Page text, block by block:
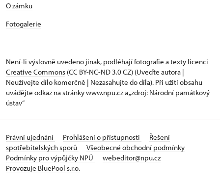
​​​​​​O zámku
Fotogalerie
Není-li výslovně uvedeno jinak, podléhají fotografie a texty licenci
Creative Commons (CC BY-NC-ND 3.0 CZ) (Uveďte autora |
Neužívejte dílo komerčně | Nezasahujte do díla). Při užití obsahu
uvádějte odkaz na stránky www.npu.cz a „zdroj: Národní památkový
ústav“
Právní ujednání Prohlášení o přístupnosti
Řešení
spotřebitelských sporů
Všeobecné obchodní podmínky
Podmínky pro výpůjčky NPÚ
webeditor@npu.cz
Provozuje BluePool s.r.o.